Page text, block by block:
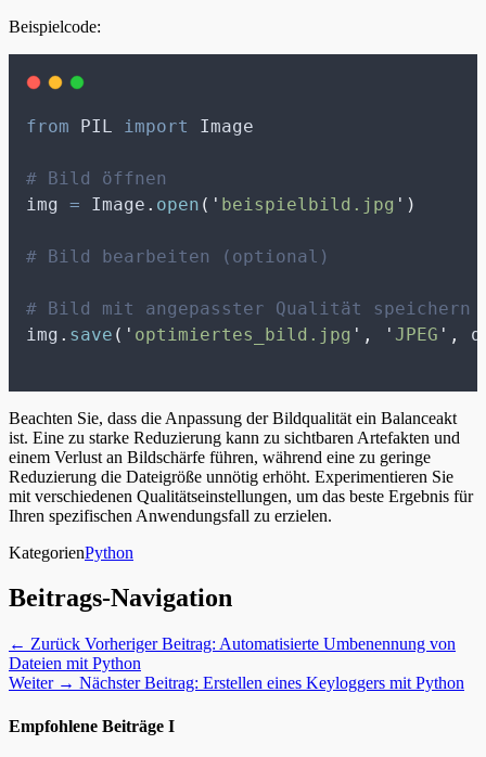
Beispielcode:
from PIL import Image
# Bild öffnen
img = Image . open ( ' beispielbild.jpg ' )
# Bild bearbeiten (optional)
# Bild mit angepasster Qualität speichern
img . save ( ' optimiertes_bild.jpg ' , ' JPEG ' ,
Beachten Sie, dass die Anpassung der Bildqualität ein Balanceakt
ist. Eine zu starke Reduzierung kann zu sichtbaren Artefakten und
einem Verlust an Bildschärfe führen, während eine zu geringe
Reduzierung die Dateigröße unnötig erhöht. Experimentieren Sie
mit verschiedenen Qualitätseinstellungen, um das beste Ergebnis für
Ihren spezifischen Anwendungsfall zu erzielen.
KategorienPython
Beitrags-Navigation
← Zurück Vorheriger Beitrag: Automatisierte Umbenennung von
Dateien mit Python
Weiter → Nächster Beitrag: Erstellen eines Keyloggers mit Python
Empfohlene Beiträge I